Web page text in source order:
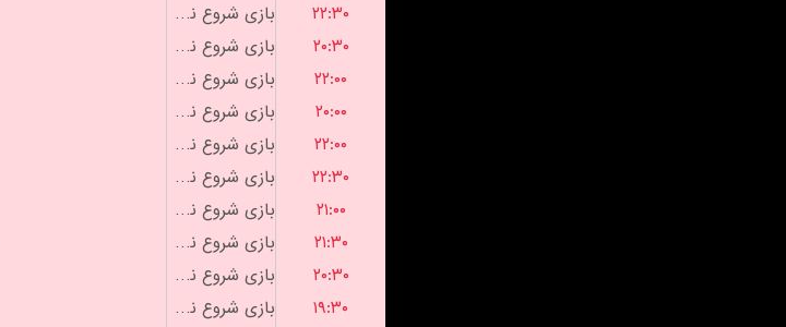
بازی شروع نشده است
۲۲:۳۰
بازی شروع نشده است
۲۰:۳۰
بازی شروع نشده است
۲۲:۰۰
بازی شروع نشده است
۲۰:۰۰
بازی شروع نشده است
۲۲:۰۰
بازی شروع نشده است
۲۲:۳۰
بازی شروع نشده است
۲۱:۰۰
بازی شروع نشده است
۲۱:۳۰
بازی شروع نشده است
۲۰:۳۰
بازی شروع نشده است
۱۹:۳۰